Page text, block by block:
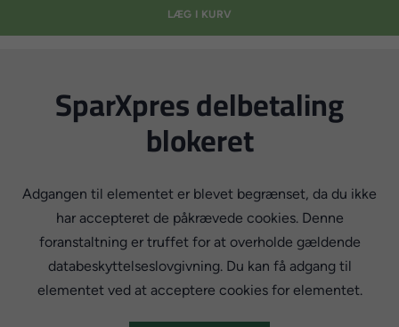
LÆG I KURV
SparXpres delbetaling
blokeret
Adgangen til elementet er blevet begrænset, da du ikke
har accepteret de påkrævede cookies. Denne
foranstaltning er truffet for at overholde gældende
databeskyttelseslovgivning. Du kan få adgang til
elementet ved at acceptere cookies for elementet.